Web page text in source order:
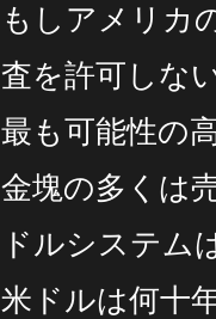
もしアメリカ
査を許可しな
最も可能性の
金塊の多くは
ドルシステム
米ドルは何十